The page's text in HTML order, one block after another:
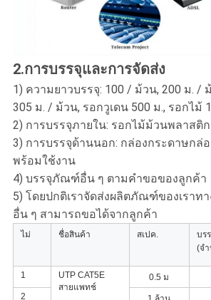
2.การบรรจุและการจัดส่ง
1) ความยาวบรรจุ: 100 / ม้วน, 200 ม. /
305 ม. / ม้วน, รอกวูเดน 500 ม., รอกไม้
2) การบรรจุภายใน: รอกไม้ม้วนพลาสติ
3) การบรรจุด้านนอก: กล่องกระดาษกล่
พร้อมใช้งาน
4) บรรจุภัณฑ์อื่น ๆ ตามคำขอของลูกค้า
5) โดยปกติเราจัดส่งผลิตภัณฑ์ของเราทา
อื่น ๆ สามารถขอได้จากลูกค้า
ไม่ ชื่อสินค้า สเปค.
บร
(จ
1
UTP CAT5E
สายแพทช์
0.5 ม
2